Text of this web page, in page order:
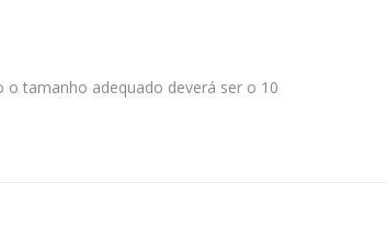
o tamanho adequado deverá ser o 10